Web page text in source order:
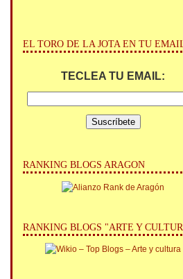
EL TORO DE LA JOTA EN TU
TECLEA TU EMAIL:
RANKING BLOGS ARAGON
RANKING BLOGS "ARTE Y